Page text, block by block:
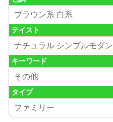
ブラウン系 白系
テイスト
ナチュラル シンプルモダン
キーワード
その他
タイプ
ファミリー